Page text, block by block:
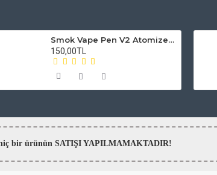
Smok Vape Pen V2 Atomizer Camı
150,00TL
bir ürünün SATIŞI YAPILMAMAKTADIR!